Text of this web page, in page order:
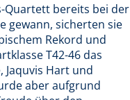
Quartett bereits bei der
gewann, sicherten sie
Rekord und
T42-46 das
Jaquvis Hart und
aber aufgrund